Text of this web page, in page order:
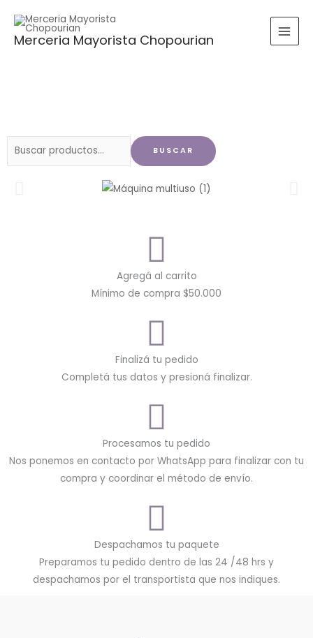
contenido
Merceria Mayorista Chopourian
Buscar
BUSCAR
Agregá al carrito
Mínimo de compra $50.000
Finalizá tu pedido
Completá tus datos y presioná finalizar.
Procesamos tu pedido
Nos ponemos en contacto por WhatsApp para finalizar con tu
compra y coordinar el método de envío.
Despachamos tu paquete
Preparamos tu pedido dentro de las 24 /48 hrs y
despachamos por el transportista que nos indiques.